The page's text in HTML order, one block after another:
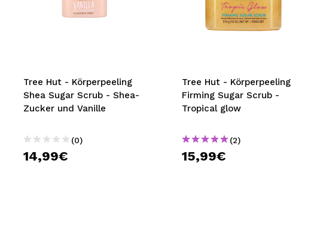
Tree Hut - Körperpeeling
Shea Sugar Scrub - Shea-
Zucker und Vanille
(0)
14,99€
Tree Hut - Körperpeeling
Firming Sugar Scrub -
Tropical glow
(2)
15,99€